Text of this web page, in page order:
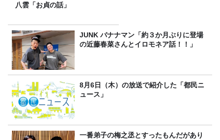
八雲「お貞の話」
JUNK バナナマン「約３か月ぶりに登場
の近藤春菜さんとイロモネア話！！」
8月6日（木）の放送で紹介した「都民ニ
ュース」
一番弟子の梅之丞とすったもんだがあり